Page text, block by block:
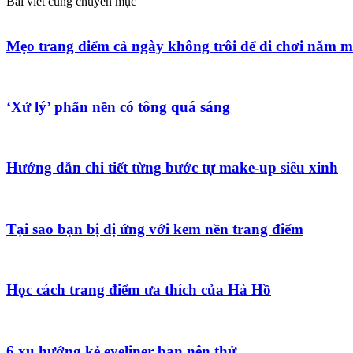
Mẹo trang điểm cả ngày không trôi để đi chơi năm
‘Xử lý’ phấn nền có tông quá sáng
Hướng dẫn chi tiết từng bước tự make-up siêu xinh
Tại sao bạn bị dị ứng với kem nền trang điểm
Học cách trang điểm ưa thích của Hà Hồ